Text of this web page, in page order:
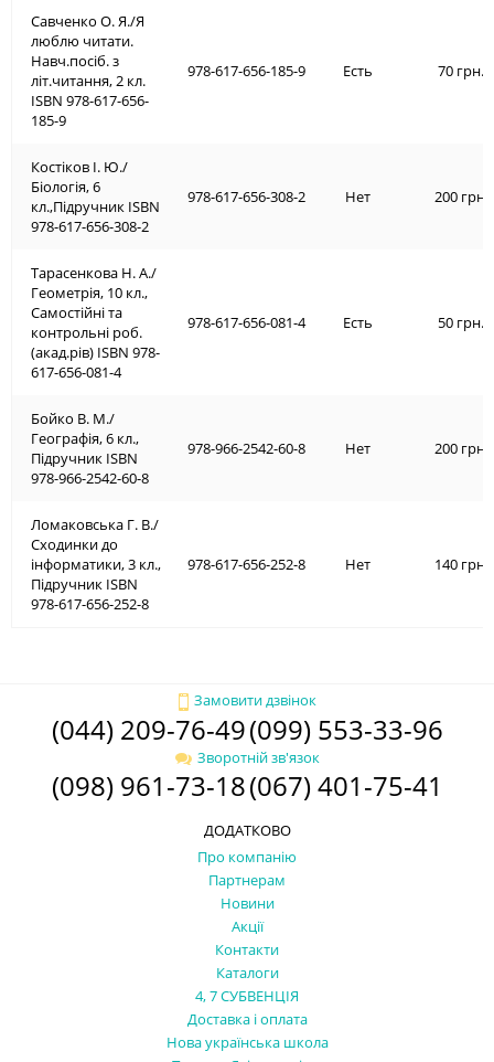
Савченко О. Я./Я
люблю читати.
Навч.посіб. з
літ.читання, 2 кл.
ISBN 978-617-656-
185-9
Костіков І. Ю./
Біологія, 6
кл.,Підручник ISBN
978-617-656-308-2
Тарасенкова Н. А./
Геометрія, 10 кл.,
Самостійні та
контрольні роб.
(акад.рів) ISBN 978-
617-656-081-4
Бойко В. М./
Географія, 6 кл.,
Підручник ISBN
978-966-2542-60-8
Ломаковська Г. В./
Сходинки до
інформатики, 3 кл.,
Підручник ISBN
978-617-656-252-8
978-617-656-185-9 Есть 70 грн.
978-617-656-308-2 Нет 200 грн.
978-617-656-081-4 Есть 50 грн.
978-966-2542-60-8 Нет 200 грн.
978-617-656-252-8 Нет 140 грн.
Замовити дзвінок
(044) 209-76-49(099) 553-33-96
Зворотній зв'язок
(098) 961-73-18(067) 401-75-41
ДОДАТКОВО
Про компанію
Партнерам
Новини
Акції
Контакти
Каталоги
4, 7 СУБВЕНЦІЯ
Доставка і оплата
Нова українська школа